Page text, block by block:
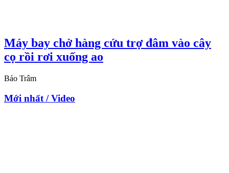
Máy bay chở hàng cứu trợ đâm vào cây
cọ rồi rơi xuống ao
Bảo Trâm
Mới nhất / Video